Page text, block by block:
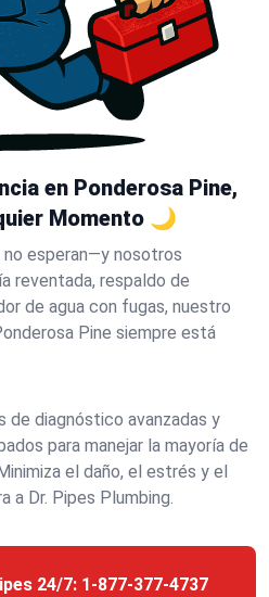
en Ponderosa Pine,
Momento 🌙
esperan—y nosotros
reventada, respaldo de
de agua con fugas, nuestro
Pine siempre está
de diagnóstico avanzadas y
para manejar la mayoría de
el daño, el estrés y el
a Dr. Pipes Plumbing.
24/7: 1-877-377-4737